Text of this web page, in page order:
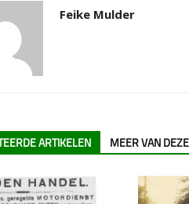
Feike Mulder
ARTIKELEN MEER VAN